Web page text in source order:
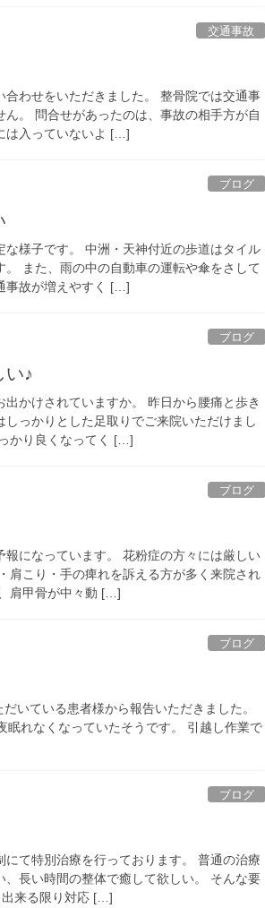
交通事故
わせをいただきました。 整骨院では交通事
。 問合せがあったのは、事故の相手方が自
は入っていないよ […]
ブログ
様子です。 中洲・天神付近の歩道はタイル
また、雨の中の自動車の運転や傘をさして
事故が増えやすく […]
ブログ
い♪
かけされていますか。 昨日から腰痛と歩き
っかりとした足取りでご来院いただけまし
かり良くなってく […]
ブログ
になっています。 花粉症の方々には厳しい
肩こり・手の痺れを訴える方が多く来院され
肩甲骨が中々動 […]
ブログ
いている患者様から報告いただきました。
眠れなくなっていたそうです。 引越し作業で
ブログ
て特別治療を行っております。 普通の治療
長い時間の整体で癒して欲しい。 そんな要
出来る限り対応 […]